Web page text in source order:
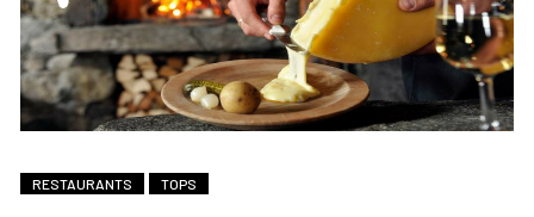
RESTAURANTS TOPS